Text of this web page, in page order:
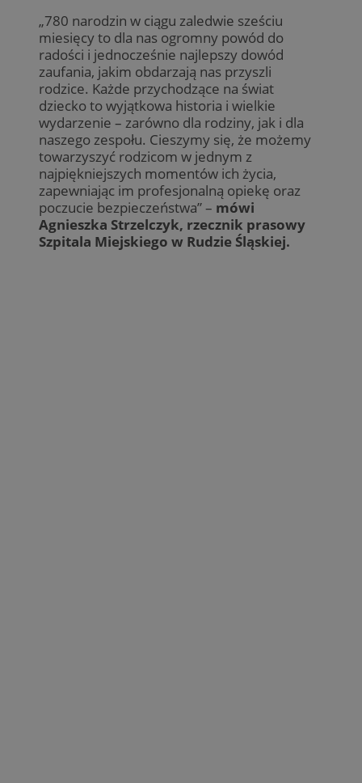
„780 narodzin w ciągu zaledwie sześciu
miesięcy to dla nas ogromny powód do
radości i jednocześnie najlepszy dowód
zaufania, jakim obdarzają nas przyszli
rodzice. Każde przychodzące na świat
dziecko to wyjątkowa historia i wielkie
wydarzenie – zarówno dla rodziny, jak i dla
naszego zespołu. Cieszymy się, że możemy
towarzyszyć rodzicom w jednym z
najpiękniejszych momentów ich życia,
zapewniając im profesjonalną opiekę oraz
poczucie bezpieczeństwa” – mówi
Agnieszka Strzelczyk, rzecznik prasowy
Szpitala Miejskiego w Rudzie Śląskiej.